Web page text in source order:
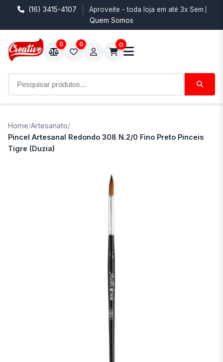
(16) 3415-4107 Aproveite - toda loja em até 3x Sem
Quem Somos
0 0 0
Home/Artesanato/
Pincel Artesanal Redondo 308 N.2/0 Fino Preto Pinceis
Tigre (Duzia)